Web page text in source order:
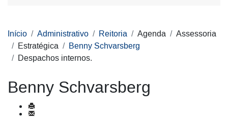
Início Administrativo Reitoria Agenda
Assessoria
Estratégica
Benny Schvarsberg
Despachos internos.
Benny Schvarsberg